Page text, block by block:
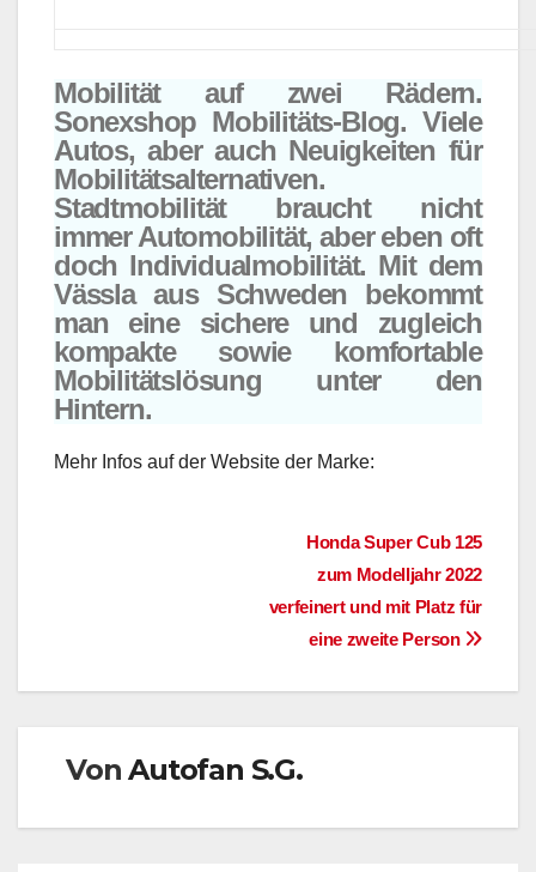
Mobilität auf zwei Rädern.
Sonexshop Mobilitäts-Blog. Viele
Autos, aber auch Neuigkeiten für
Mobilitätsalternativen.
Stadtmobilität braucht nicht
immer Automobilität, aber eben oft
doch Individualmobilität. Mit dem
Vässla aus Schweden bekommt
man eine sichere und zugleich
kompakte sowie komfortable
Mobilitätslösung unter den
Hintern.
Mehr Infos auf der Website der Marke:
BeitragsnavigationHonda Super Cub 125
zum Modelljahr 2022
verfeinert und mit Platz für
eine zweite Person
VonAutofan S.G.